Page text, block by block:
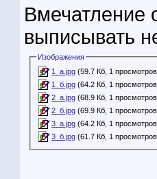
Вмечатление
выписывать
Изображения
1_а.jpg (59.7 Кб, 1
1_б.jpg (64.2 Кб, 1
2_а.jpg (68.9 Кб, 1
2_б.jpg (69.9 Кб, 1
3_а.jpg (64.2 Кб, 1
3_б.jpg (61.7 Кб, 1